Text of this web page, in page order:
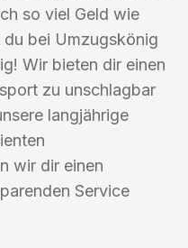
so viel Geld wie
bei Umzugskönig
Wir bieten dir einen
zu unschlagbar
langjährige
wir dir einen
Service